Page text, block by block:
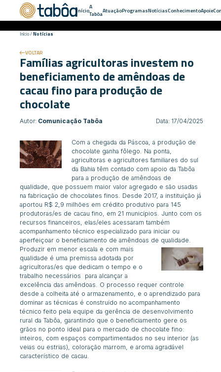
InícioA
TabôaAtuaçãoProgramasNotíciasConhecimentoApoie
Início/Notícias
Famílias agricultoras investem no
beneficiamento de amêndoas de
cacau fino para produção de
chocolate
VOLTAR
Autor: Comunicação Tabôa Data: 17/04/2025
Com a chegada da Páscoa, a produção de
chocolate ganha fôlego. Na ponta,
agricultoras e agricultores familiares do sul
da Bahia têm contado com apoio da Tabôa
para a produção de amêndoas de
qualidade, que possuem maior valor agregado e são usadas
na fabricação de chocolates finos. Desde 2017, a instituição já
aportou R$ 2,9 milhões em crédito produtivo para 145
produtoras/es de cacau fino, em 21 municípios. Junto com os
recursos financeiros, elas/eles acessaram também
acompanhamento técnico especializado para iniciar ou
aperfeiçoar o beneficiamento de amêndoas de qualidade.
Produzir em menor escala e com mais
qualidade é uma premissa adotada por
agricultoras/es que dedicam o tempo e o
trabalho necessários para alcançar a
excelência das amêndoas. O processo requer controle
desde a colheita até o armazenamento, e o aprendizado para
dominar as técnicas é construído no acompanhamento
técnico feito pela equipe da gerência de desenvolvimento
rural da Tabôa, garantindo que o beneficiamento gere os
grãos no ponto ideal para o mercado de chocolate fino:
inteiros, com espaços compartimentados no seu interior (as
veias ou estrias), coloração marrom, e aroma agradável
característico de cacau.